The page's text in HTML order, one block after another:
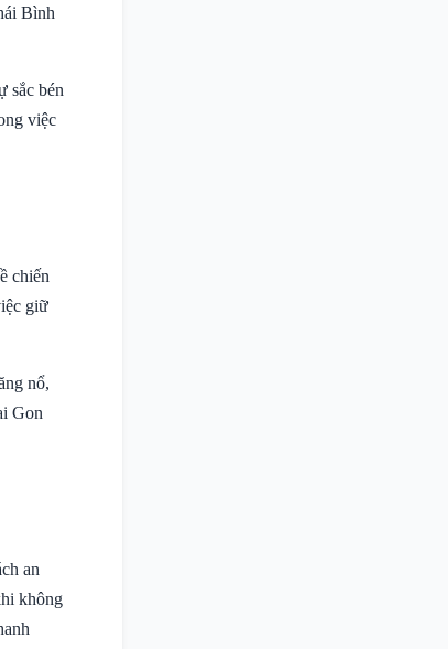
Bình
sắc bén
việc
chiến
giữ
nổ,
Gon
an
không